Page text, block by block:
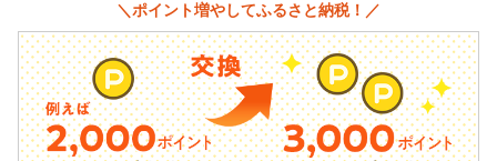
＼ポイント増やしてふるさと納税！／